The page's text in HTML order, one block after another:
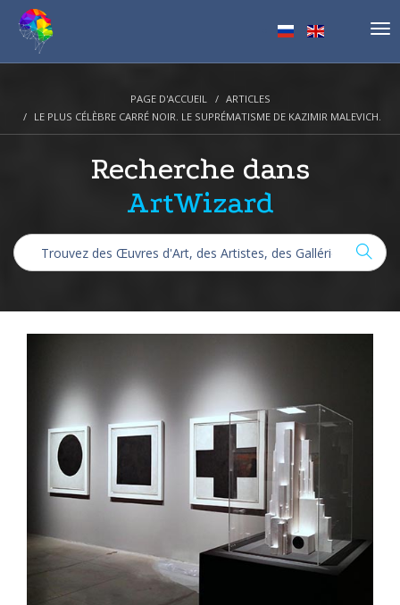
PAGE D'ACCUEIL
ARTICLES
LE PLUS CÉLÈBRE CARRÉ NOIR. LE SUPRÉMATISME DE KAZIMIR MALEVICH.
Recherche dans
ArtWizard